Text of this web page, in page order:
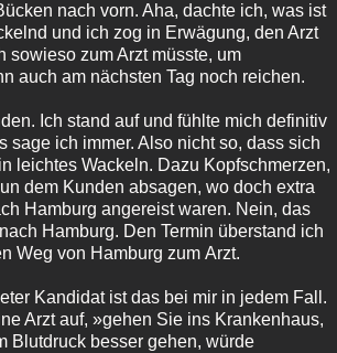
nach vorn. Aha, dachte ich, was ist
und ich zog in Erwägung, den Arzt
sowieso zum Arzt müsste, um
auch am nächsten Tag noch reichen.
Ich stand auf und fühlte mich definitiv
ich immer. Also nicht so, dass sich
leichtes Wackeln. Dazu Kopfschmerzen,
dem Kunden absagen, wo doch extra
Hamburg angereist waren. Nein, das
Hamburg. Den Termin überstand ich
Weg von Hamburg zum Arzt.
Kandidat ist das bei mir in jedem Fall.
Arzt auf, »gehen Sie ins Krankenhaus,
Blutdruck besser gehen, würde